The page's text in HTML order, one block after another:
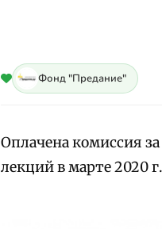
Фонд "Предание"
Оплачена комиссия
лекций в марте 2020 г.